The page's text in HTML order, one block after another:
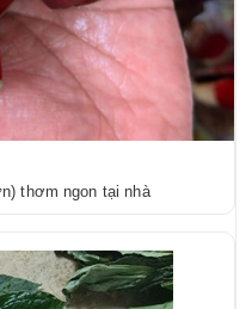
thơm ngon tại nhà